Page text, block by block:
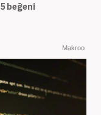
5beğeni
Makroo